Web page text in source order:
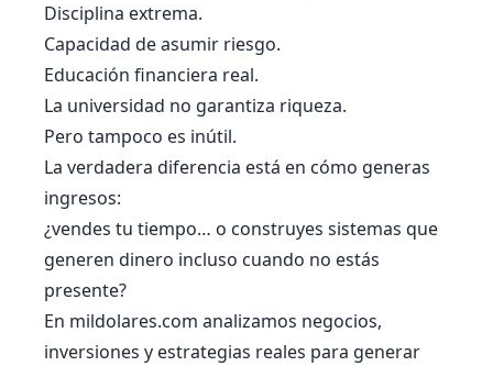
Disciplina extrema.
Capacidad de asumir riesgo.
Educación financiera real.
La universidad no garantiza riqueza.
Pero tampoco es inútil.
La verdadera diferencia está en cómo generas
ingresos:
¿vendes tu tiempo… o construyes sistemas que
generen dinero incluso cuando no estás
presente?
En mildolares.com analizamos negocios,
inversiones y estrategias reales para generar